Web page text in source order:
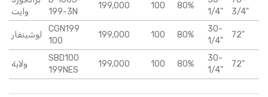
وايت
199-3N
199,000 100 80%
1/4"
3/4"
لوشينفار
CGN199
100
199,000 100 80%
30-
1/4"
72"
ولاية
SBD100
199NES
199,000 100 80%
30-
1/4"
72"